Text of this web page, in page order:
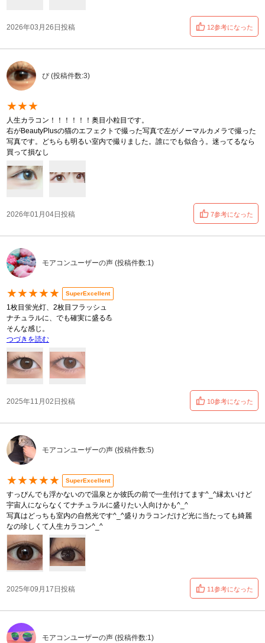
2026年03月26日投稿 12参考になった
ぴ (投稿件数:3)
★★★
人生カラコン！！！！！！奥目小粒目です。
右がBeautyPlusの猫のエフェクトで撮った写真で左がノーマルカメラで撮った
写真です。どちらも明るい室内で撮りました。誰にでも似合う。迷ってるなら
買って損なし
2026年01月04日投稿 7参考になった
モアコンユーザーの声 (投稿件数:1)
★★★★★ SuperExcellent
1枚目蛍光灯、2枚目フラッシュ
ナチュラルに、でも確実に盛る💪
そんな感じ。
つづきを読む
2025年11月02日投稿 10参考になった
モアコンユーザーの声 (投稿件数:5)
★★★★★ SuperExcellent
すっぴんでも浮かないので温泉とか彼氏の前で一生付けてます^_^縁太いけど
宇宙人にならなくてナチュラルに盛りたい人向けかも^_^
写真はどっちも室内の自然光です^_^盛りカラコンだけど光に当たっても綺麗
なの珍しくて人生カラコン^_^
2025年09月17日投稿 11参考になった
モアコンユーザーの声 (投稿件数:1)